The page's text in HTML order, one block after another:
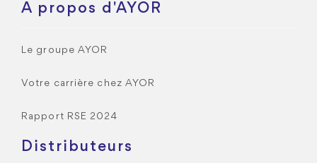
A propos d'AYOR
Le groupe AYOR
Votre carrière chez AYOR
Rapport RSE 2024
Distributeurs